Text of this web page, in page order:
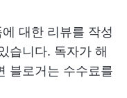
대한 리뷰를 작성
습니다. 독자가 해
블로거는 수수료를